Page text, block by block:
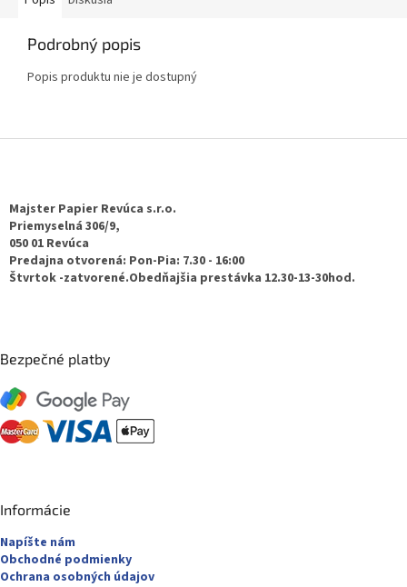
Podrobný popis
Popis produktu nie je dostupný
Majster Papier Revúca s.r.o.
Priemyselná 306/9,
050 01 Revúca
Predajna otvorená: Pon-Pia: 7.30 - 16:00
Štvrtok -zatvorené.Obedňajšia prestávka 12.30-13-30hod.
Bezpečné platby
Informácie
Napíšte nám
Obchodné podmienky
Ochrana osobných údajov